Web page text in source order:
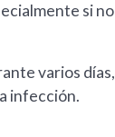
si no
varios días,
infección.